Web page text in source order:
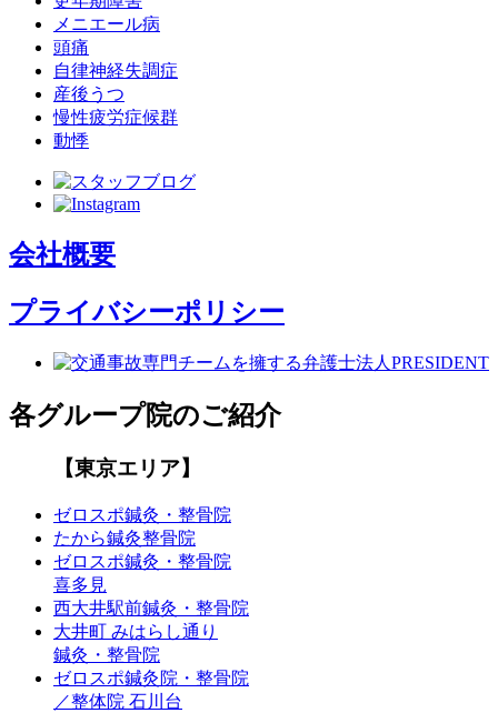
メニエール病
頭痛
自律神経失調症
産後うつ
慢性疲労症候群
動悸
会社概要
プライバシーポリシー
各グループ院のご紹介
【東京エリア】
ゼロスポ鍼灸・整骨院
たから鍼灸整骨院
ゼロスポ鍼灸・整骨院
喜多見
西大井駅前鍼灸・整骨院
大井町 みはらし通り
鍼灸・整骨院
ゼロスポ鍼灸院・整骨院
／整体院 石川台